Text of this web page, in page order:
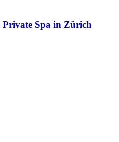
Spa in Zürich